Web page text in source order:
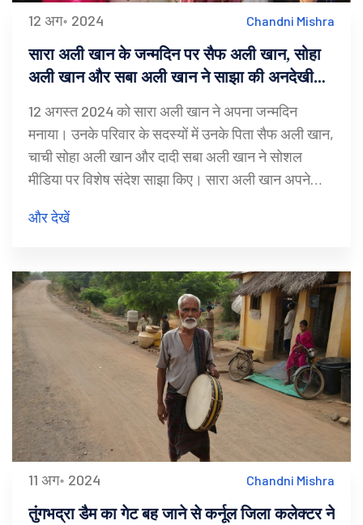
12 अग॰ 2024 Chandni Mishra
सारा अली खान के जन्मदिन पर सैफ अली खान, सोहा
अली खान और सबा अली खान ने साझा की अनदेखी
तस्वीरें और शुभकामनाएं
12 अगस्त 2024 को सारा अली खान ने अपना जन्मदिन
मनाया। उनके परिवार के सदस्यों में उनके पिता सैफ अली खान,
चाची सोहा अली खान और दादी सबा अली खान ने सोशल
मीडिया पर विशेष संदेश साझा किए। सारा अली खान अपने
जाती हैं।
और देखें
11 अग॰ 2024 Chandni Mishra
तुंगभद्रा डैम का गेट बह जाने से कर्नूल जिला कलेक्टर ने